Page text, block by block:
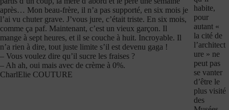
après… Mon beau-frère, il n’a pas supporté, en six mois je
l’ai vu chuter grave. J’vous jure, c’était triste. En six mois,
comme ça paf. Maintenant, c’est un vieux garçon. Il
mange à sept heures, et il se couche à huit. Incroyable. Il
n’a rien à dire, tout juste limite s’il est devenu gaga !
– Vous voulez dire qu’il sucre les fraises ?
– Ah ah, oui mais avec de crème à 0%.
CharlElie COUTURE
habite,
pour
autant «
la cité de
l’architect
ure » ne
peut pas
se vanter
d’être le
plus visité
des